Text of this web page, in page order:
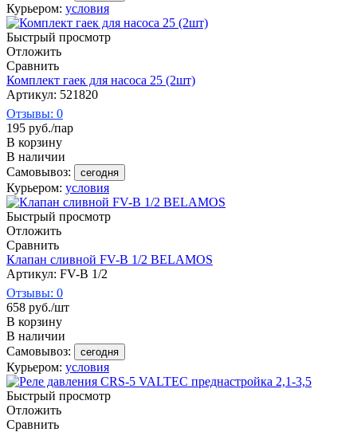
Курьером: условия
Быстрый просмотр
Отложить
Сравнить
Комплект гаек для насоса 25 (2шт)
Артикул: 521820
Отзывы: 0
195 руб./пар
В корзину
В наличии
Самовывоз:
сегодня
Курьером: условия
Быстрый просмотр
Отложить
Сравнить
Клапан сливной FV-B 1/2 BELAMOS
Артикул: FV-B 1/2
Отзывы: 0
658 руб./шт
В корзину
В наличии
Самовывоз:
сегодня
Курьером: условия
Быстрый просмотр
Отложить
Сравнить